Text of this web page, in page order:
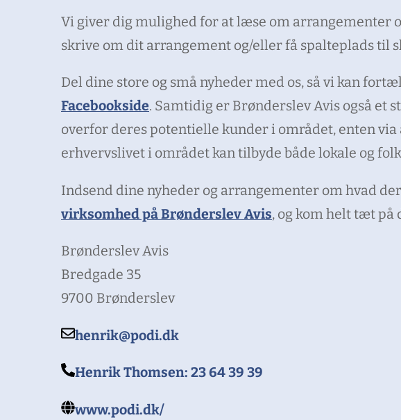
Vi giver dig mulighed for at læse om arrangementer
skrive om dit arrangement og/eller få spalteplads til
Del dine store og små nyheder med os, så vi kan
Facebookside. Samtidig er Brønderslev Avis også
overfor deres potentielle kunder i området, enten
erhvervslivet i området kan tilbyde både lokale og
Indsend dine nyheder og arrangementer om hvad
virksomhed på Brønderslev Avis, og kom helt tæt på
Brønderslev Avis
Bredgade 35
9700 Brønderslev
henrik@podi.dk
Henrik Thomsen: 23 64 39 39
www.podi.dk/